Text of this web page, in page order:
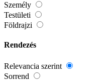
Személy
Testületi
Földrajzi
Rendezés
Relevancia szerint
Sorrend